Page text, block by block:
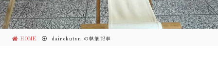
HOME dairokuten の執筆記事